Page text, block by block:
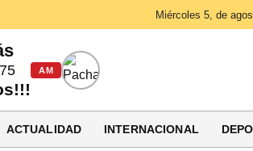
Miércoles 5, de
AM
ACTUALIDAD INTERNACIONAL